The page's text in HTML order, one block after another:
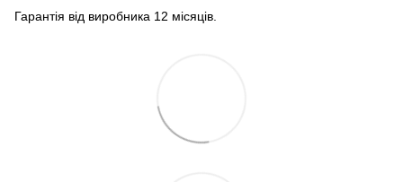
Гарантія від виробника 12 місяців.